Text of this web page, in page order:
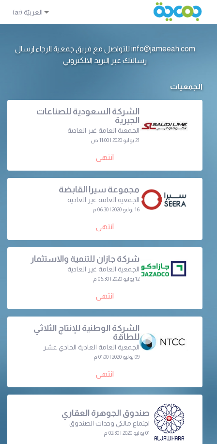
info@jameeah.com للتواصل مع فريق جمعية الرجاء ارسال
رسالتك عبر البريد الالكتروني
الجمعيات
الشركة السعودية للصناعات
الجيرية
الجمعية العامة غير العادية
21 يوليو 2020 | 11:00 ص
انتهى
مجموعة سيرا القابضة
الجمعية العامة غير العادية
16 يوليو 2020 | 06:30 م
انتهى
شركة جازان للتنمية والاستثمار
الجمعية العامة غير العادية
12 يوليو 2020 | 06:30 م
انتهى
الشركة الوطنية للإنتاج الثلاثي
للطاقة
الجمعية العامة العادية الحادي عشر
09 يوليو 2020 | 01:00 م
انتهى
صندوق الجوهرة العقاري
اجتماع مالكي وحدات الصندوق
01 يوليو 2020 | 02:30 م